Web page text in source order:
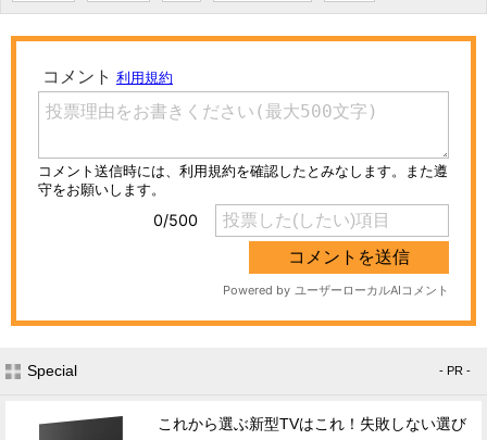
Special - PR -
これから選ぶ新型TVはこれ！失敗しない選び